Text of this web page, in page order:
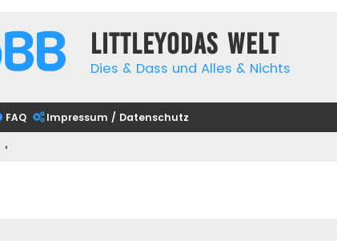
Littleyodas Welt
Dies & Dass und Alles & Nichts
FAQ Impressum / Datenschutz